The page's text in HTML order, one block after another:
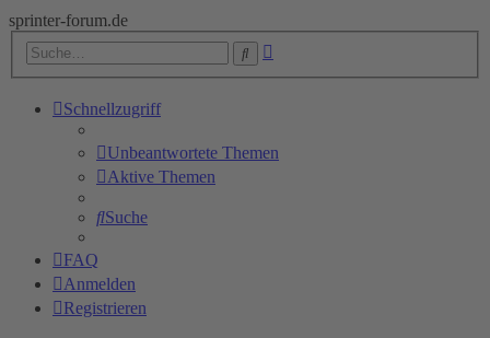
sprinter-forum.de
Suche
Schnellzugriff
Unbeantwortete Themen
Aktive Themen
Suche
FAQ
Anmelden
Registrieren